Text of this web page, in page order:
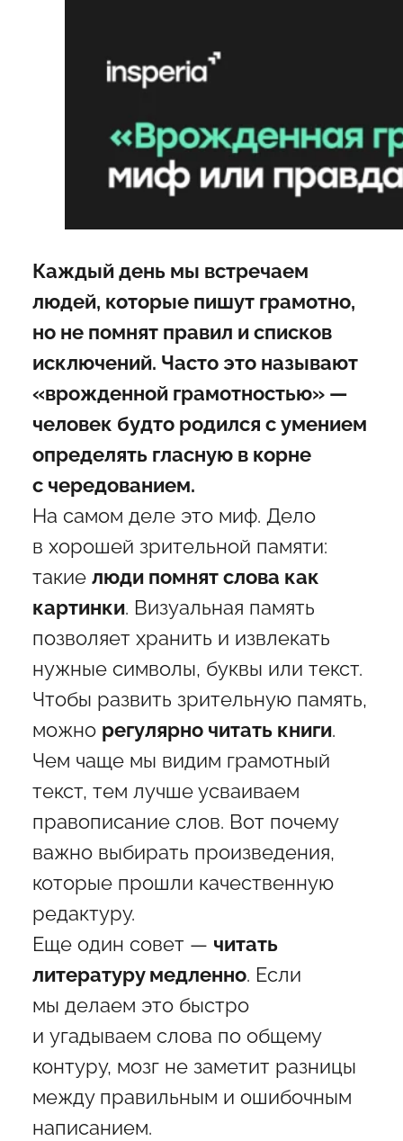
Каждый день мы встречаем
людей, которые пишут грамотно,
но не помнят правил и списков
исключений. Часто это называют
«врожденной грамотностью» —
человек будто родился с умением
определять гласную в корне
с чередованием.
На самом деле это миф. Дело
в хорошей зрительной памяти:
такие люди помнят слова как
картинки. Визуальная память
позволяет хранить и извлекать
нужные символы, буквы или текст.
Чтобы развить зрительную память,
можно регулярно читать книги.
Чем чаще мы видим грамотный
текст, тем лучше усваиваем
правописание слов. Вот почему
важно выбирать произведения,
которые прошли качественную
редактуру.
Еще один совет — читать
литературу медленно. Если
мы делаем это быстро
и угадываем слова по общему
контуру, мозг не заметит разницы
между правильным и ошибочным
написанием.